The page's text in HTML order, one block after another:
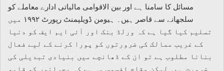
مسائل کا سامنا ہے اور بین الاقوامی مالیاتی ادارے معاملے کو
سلجھانے سے قاصر ہیں۔ ہیومن ڈویلپمنٹ رپورٹ ۱۹۹۲ میں
تسلیم کیا گیا ہے کہ ورلڈ بنک اور آئی ایم ایف کو دنیا
کے غریب ممالک کی ضرورتوں کو پورا کرنے کے لیے فعال
بنانا مطلوب ہے تو ان کے ڈھانچے میں بنیادی تبدیلی کی
ضرورت ہے۔ لیکن مقام افسوس یہ ہے کہ بحرانوں کو قابو